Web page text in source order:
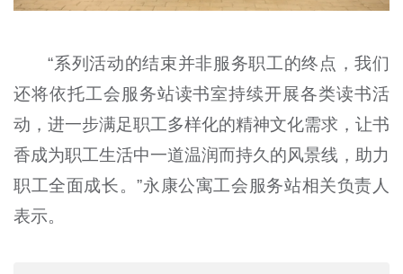
“系列活动的结束并非服务职工的终点，我们
还将依托工会服务站读书室持续开展各类读书活
动，进一步满足职工多样化的精神文化需求，让书
香成为职工生活中一道温润而持久的风景线，助力
职工全面成长。”永康公寓工会服务站相关负责人
表示。